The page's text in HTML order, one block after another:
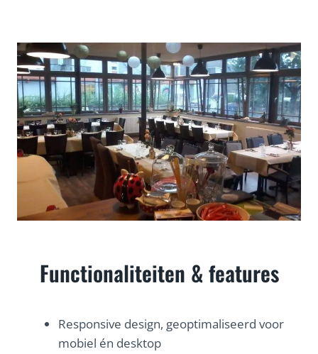
Functionaliteiten & features
Responsive design, geoptimaliseerd voor
mobiel én desktop